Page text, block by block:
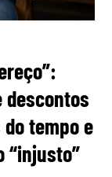
descontos
tempo e
“injusto”